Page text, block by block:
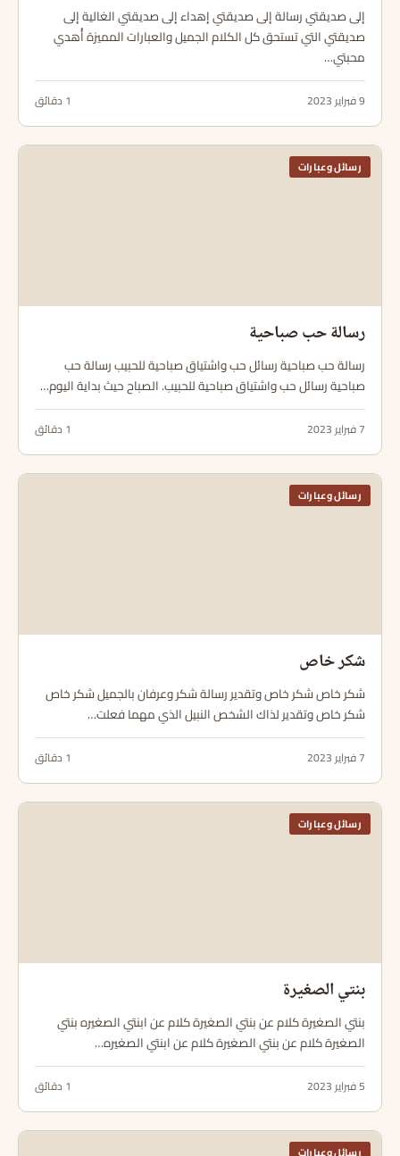
إلى صديقتي رسالة إلى صديقتي إهداء إلى صديقتي الغالية إلى
صديقتي التي تستحق كل الكلام الجميل والعبارات المميزة أُهدي
محبتي…
9 فبراير 2023 1 دقائق
رسائل وعبارات
رسالة حب صباحية
رسالة حب صباحية رسائل حب واشتياق صباحية للحبيب رسالة حب
صباحية رسائل حب واشتياق صباحية للحبيب. الصباح حيث بداية اليوم…
7 فبراير 2023 1 دقائق
رسائل وعبارات
شكر خاص
شكر خاص شكر خاص وتقدير رسالة شكر وعرفان بالجميل شكر خاص
شكر خاص وتقدير لذاك الشخص النبيل الذي مهما فعلت…
7 فبراير 2023 1 دقائق
رسائل وعبارات
بنتي الصغيرة
بنتي الصغيرة كلام عن بنتي الصغيرة كلام عن ابنتي الصغيره بنتي
الصغيرة كلام عن بنتي الصغيرة كلام عن ابنتي الصغيره…
5 فبراير 2023 1 دقائق
رسائل وعبارات